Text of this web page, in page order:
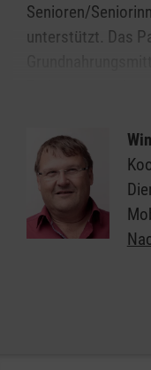
Senioren/
unterstützt. Das
Zielgruppe sind
Situation
Kreis wohnen
eingeschränkt
ehrenamtlichen
Senioren/